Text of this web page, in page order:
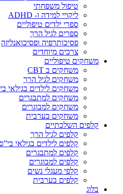
טיפול משפחתי
ליקויי למידה ו- ADHD
ספרי ילדים טיפוליים
ספרים לגיל הרך
פסיכותרפיה ופסיכואנליזה
צרכים מיוחדים
משחקים טיפוליים
משחקים ב CBT
משחקים לגיל הרך
משחקים לילדים בגילאי
משחקים למתבגרים
משחקים למבוגרים
משחקים בערבית
קלפים השלכתיים
קלפים לגיל הרך
קלפים לילדים בגילאי
קלפים למתבגרים
קלפים למבוגרים
קלפי מעגלי נשים
קלפים בערבית
בלוג